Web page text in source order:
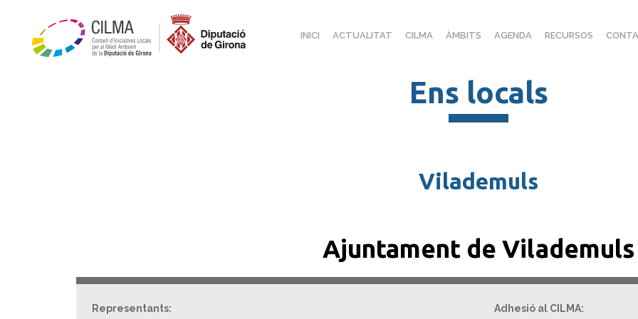
INICI ACTUALITAT CILMA ÀMBITS AGENDA RECURSOS
Ens locals
Vilademuls
Ajuntament de Vilademuls
Representants: Adhesió al CILMA: